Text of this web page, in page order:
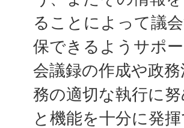
ることによって議
保できるようサポ
会議録の作成や政
務の適切な執行に
と機能を十分に発